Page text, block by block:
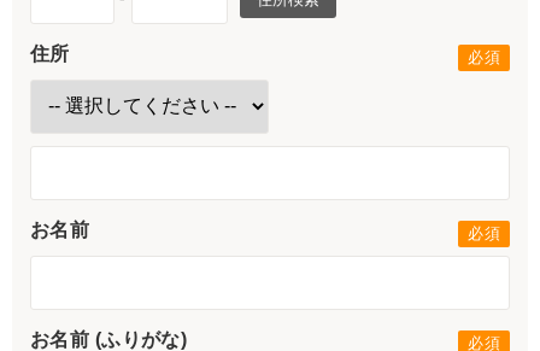
住所
お名前
お名前 (ふりがな)